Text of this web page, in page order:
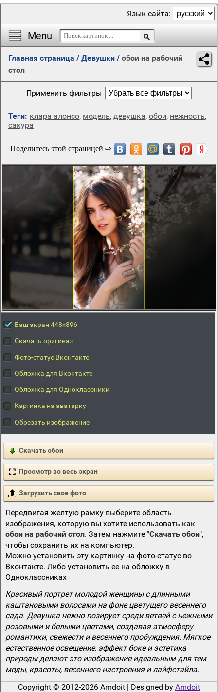
Menu
Язык сайта:
Главная страница / Девушки / обои на рабочий
стол
Применить фильтры
Теги: клара алонсо, модель, девушка, обои, нежность,
сакура
Ваш экран 448x896
Скачать оригинал
Фото-статус Вконтакте
Обложка для Вконтакте
Обложка для Одноклассники
Картинка на аватарку
Обрезать изображение
Скачать обои
Просмотр во весь экран
Загрузить свое фото
Передвигая желтую рамку выберите область
изображения, которую вы хотите использовать как
обои на рабочий стол. Затем нажмите "Скачать обои",
чтобы сохранить их на компьютер.
Можно установить эту картинку на фото-статус во
Вконтакте. Либо установить ее на обложку в
Одноклассниках
Красивый портрет молодой женщины с длинными
каштановыми волосами на фоне цветущего весеннего
сада. Девушка нежно позирует среди ветвей с нежными
розовыми и белыми цветами, создавая атмосферу
романтики, свежести и весеннего пробуждения. Мягкое
естественное освещение, эффект боке и эстетика
природы делают это изображение идеальным для тем
моды, красоты, весеннего настроения и лайфстайла.
Copyright © 2012-2026 Amdoit | Designed by Amdoit